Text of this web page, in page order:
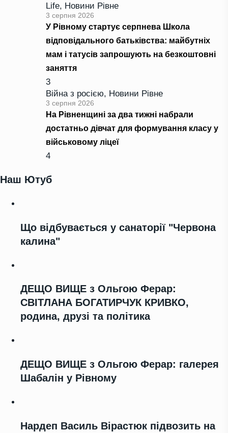
Life, Новини Рівне
3 серпня 2026
У Рівному стартує серпнева Школа
відповідального батьківства: майбутніх
мам і татусів запрошують на безкоштовні
заняття
3
Війна з росією, Новини Рівне
3 серпня 2026
На Рівненщині за два тижні набрали
достатньо дівчат для формування класу у
військовому ліцеї
4
Наш Ютуб
Що відбувається у санаторії "Червона
калина"
ДЕЩО ВИЩЕ з Ольгою Ферар:
СВІТЛАНА БОГАТИРЧУК КРИВКО,
родина, друзі та політика
ДЕЩО ВИЩЕ з Ольгою Ферар: галерея
Шабалін у Рівному
Нардеп Василь Вірастюк підвозить на